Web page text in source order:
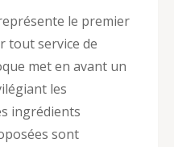
le premier
tout service de
met en avant un
les
ingrédients
sont